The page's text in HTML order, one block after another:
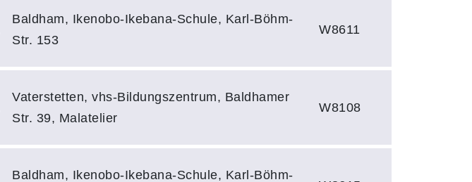
Baldham, Ikenobo-Ikebana-Schule, Karl-Böhm-
Str. 153
W8611
Vaterstetten, vhs-Bildungszentrum, Baldhamer
Str. 39, Malatelier
W8108
Baldham, Ikenobo-Ikebana-Schule, Karl-Böhm-